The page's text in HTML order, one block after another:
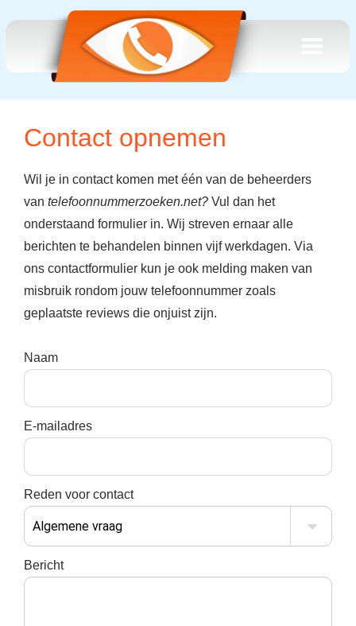
Contact opnemen
Wil je in contact komen metéén van de beheerders
van telefoonnummerzoeken.net? Vul dan het
onderstaand formulier in. Wij streven ernaar alle
berichten te behandelen binnen vijf werkdagen. Via
ons contactformulier kun je ook melding maken van
misbruik rondom jouw telefoonnummer zoals
geplaatste reviews die onjuist zijn.
Naam
E-mailadres
Reden voor contact
Bericht